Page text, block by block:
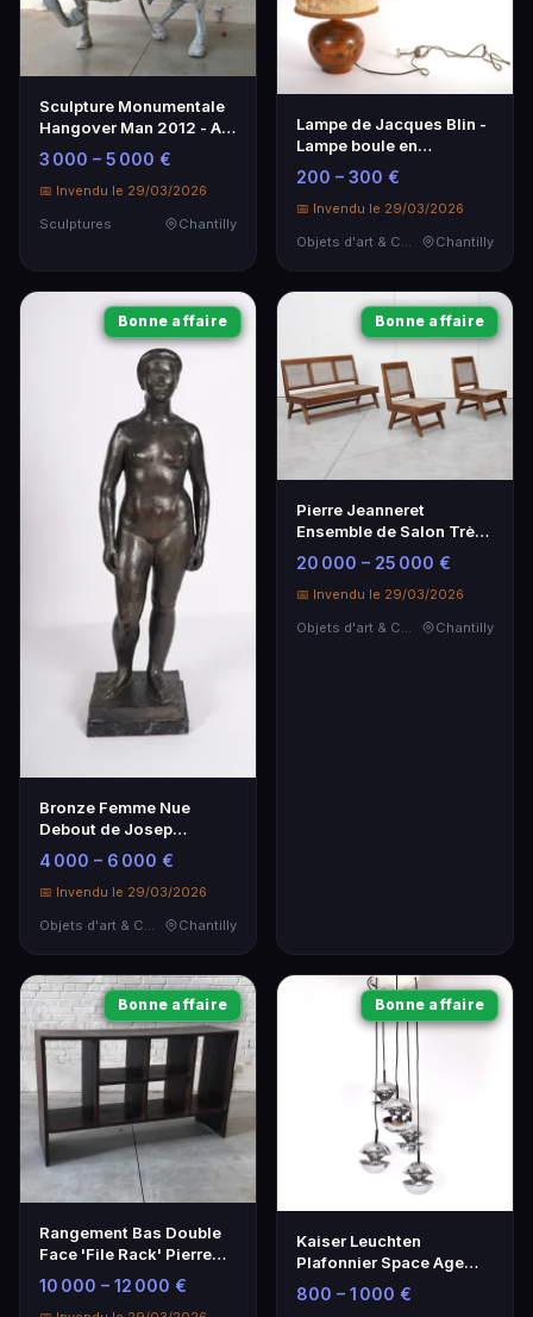
Sculpture Monumentale
Hangover Man 2012 - Art
Contemporain
3 000 – 5 000 €
📅 Invendu le 29/03/2026
Sculptures
Chantilly
Lampe de Jacques Blin -
Lampe boule en
céramique des années
90
200 – 300 €
📅 Invendu le 29/03/2026
Objets d'art & Curiosités
Chantilly
Bonne affaire
Bronze Femme Nue
Debout de Josep
Boucher - Œuvre d'Art
Importante
4 000 – 6 000 €
📅 Invendu le 29/03/2026
Objets d'art & Curiosités
Chantilly
Bonne affaire
Pierre Jeanneret
Ensemble de Salon Très
Rare - Design Vintage
20 000 – 25 000 €
📅 Invendu le 29/03/2026
Objets d'art & Curiosités
Chantilly
Bonne affaire
Rangement Bas Double
Face 'File Rack' Pierre
Jeanneret - Design
Vintage
10 000 – 12 000 €
Bonne affaire
Kaiser Leuchten
Plafonnier Space Age
1970 - Lampe de Salon
Vintage
800 – 1 000 €